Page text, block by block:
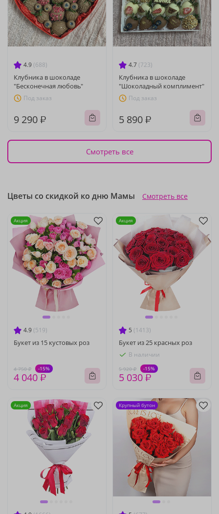
4.9 (688)
Клубника в шоколаде
"Бесконечная любовь"
Под заказ
9 290 ₽
4.7 (723)
Клубника в шоколаде
"Шоколадный комплимент"
Под заказ
5 890 ₽
Смотреть все
Цветы со скидкой ко дню Мамы Смотреть все
4.9 (519)
Букет из 15 кустовых роз
4 750 ₽ -15%
4 040 ₽
Акция
5 (1413)
Букет из 25 красных роз
В наличии
5 920 ₽ -15%
5 030 ₽
Акция
Акция Крупный бутон